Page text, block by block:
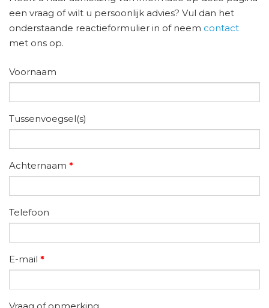
een vraag of wilt u persoonlijk advies? Vul dan het
onderstaande reactieformulier in of neem contact
met ons op.
Voornaam
Tussenvoegsel(s)
Achternaam *
Telefoon
E-mail *